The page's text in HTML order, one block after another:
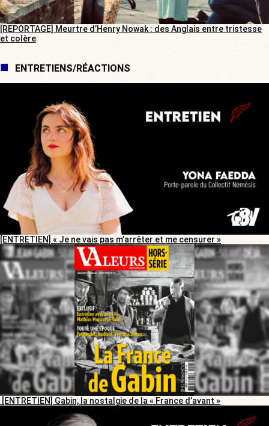
[REPORTAGE] Meurtre d’Henry Nowak : des Anglais entre tristesse
et colère
ENTRETIENS/RÉACTIONS
[ENTRETIEN] « Je ne vais pas m’arrêter et me censurer »
[ENTRETIEN] Gabin, la nostalgie de la « France d’avant »